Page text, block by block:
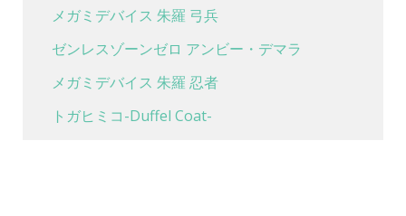
メガミデバイス 朱羅 弓兵
ゼンレスゾーンゼロ アンビー・デマラ
メガミデバイス 朱羅 忍者
トガヒミコ-Duffel Coat-